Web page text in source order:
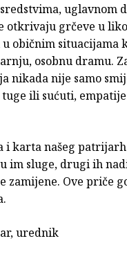
uglavnom
otkrivaju grčeve u
običnim situacijama
osobnu dramu.
nikada nije samo
ili sućuti,
i karta našeg
im sluge, drugi ih
zamijene. Ove priče
urednik